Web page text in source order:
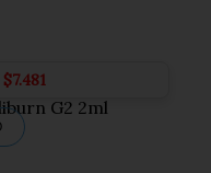
$7.481
G2 2ml